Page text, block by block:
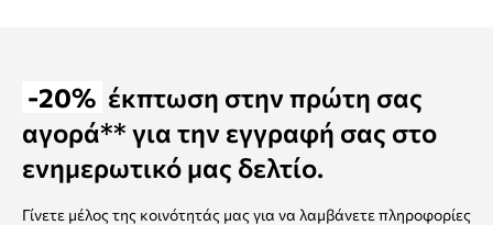
-20% έκπτωση στην πρώτη σας
αγορά** για την εγγραφή σας στο
ενημερωτικό μας δελτίο.
Γίνετε μέλος της κοινότητάς μας για να λαμβάνετε πληροφορίες